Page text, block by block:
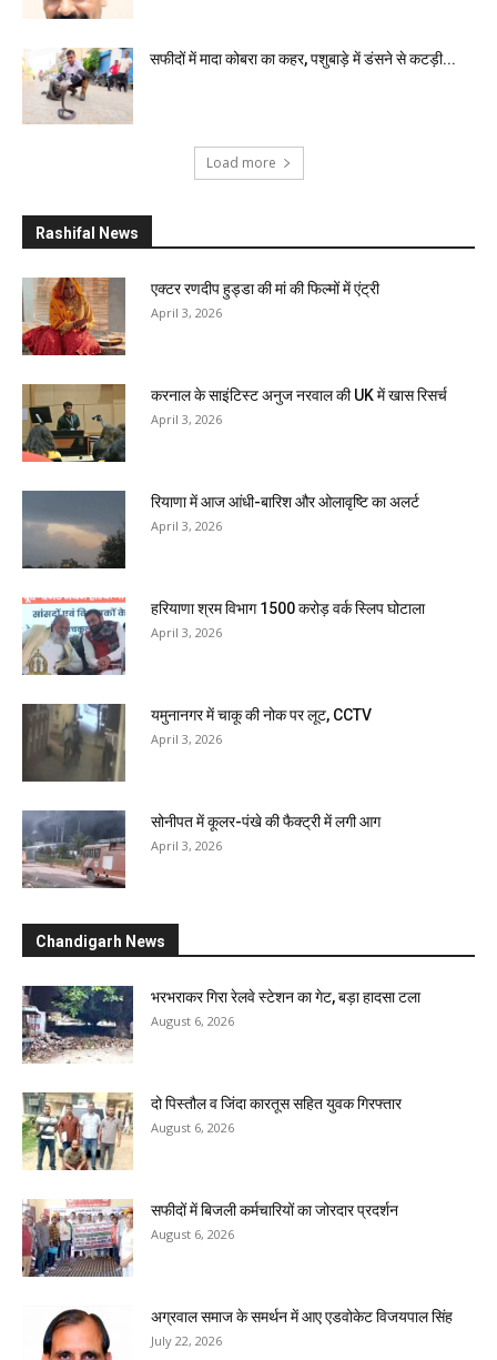
सफीदों में मादा कोबरा का कहर, पशुबाड़े में डंसने से कटड़ी...
Load more
Rashifal News
एक्टर रणदीप हुड्डा की मां की फिल्मों में एंट्री
April 3, 2026
करनाल के साइंटिस्ट अनुज नरवाल की UK में खास रिसर्च
April 3, 2026
रियाणा में आज आंधी-बारिश और ओलावृष्टि का अलर्ट
April 3, 2026
हरियाणा श्रम विभाग 1500 करोड़ वर्क स्लिप घोटाला
April 3, 2026
यमुनानगर में चाकू की नोक पर लूट, CCTV
April 3, 2026
सोनीपत में कूलर-पंखे की फैक्ट्री में लगी आग
April 3, 2026
Chandigarh News
भरभराकर गिरा रेलवे स्टेशन का गेट, बड़ा हादसा टला
August 6, 2026
दो पिस्तौल व जिंदा कारतूस सहित युवक गिरफ्तार
August 6, 2026
सफीदों में बिजली कर्मचारियों का जोरदार प्रदर्शन
August 6, 2026
अग्रवाल समाज के समर्थन में आए एडवोकेट विजयपाल सिंह
July 22, 2026